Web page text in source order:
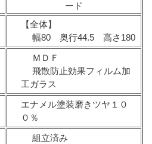
ード
【全体】
幅80 奥行44.5 高さ180
ＭＤＦ
飛散防止効果フィルム加
工ガラス
エナメル塗装磨きツヤ１０
０％
組立済み